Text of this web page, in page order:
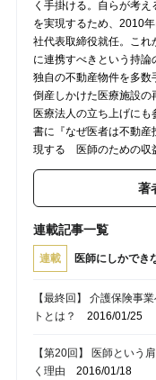
く手掛ける。自らが考
を実現するため、2010
社代表取締役就任。こ
に連携すべきという持
独自の不動産物件を多数
倒産しかけた医療施設の
医療法人の立ち上げに
書に『なぜ医者は不動
現する 医師のための収
著
連載記事一覧
連載 医師にしかでき
【最終回】 介護保険事
トとは？
2016/01/25
【第20回】 医師という
く理由 2016/01/18